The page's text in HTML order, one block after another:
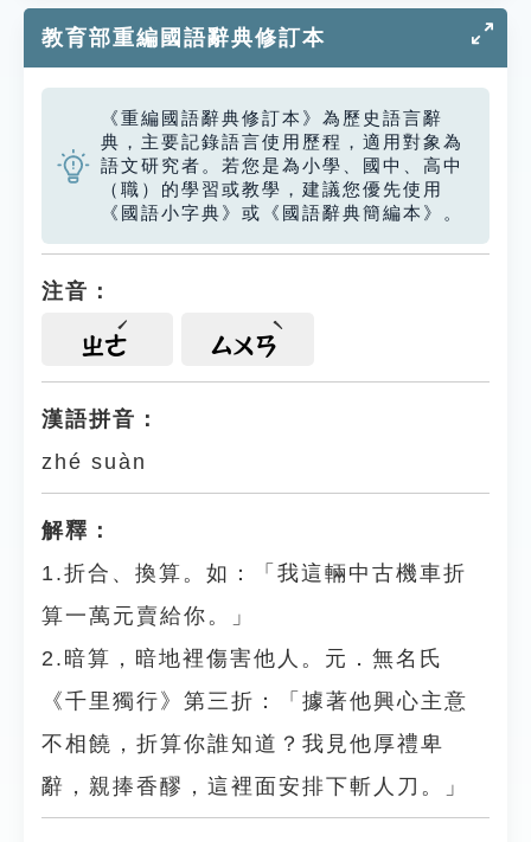
教育部重編國語辭典修訂本
《重編國語辭典修訂本》為歷史語言辭
典，主要記錄語言使用歷程，適用對象為
語文研究者。若您是為小學、國中、高中
（職）的學習或教學，建議您優先使用
《國語小字典》或《國語辭典簡編本》。
注音：
ㄓㄜ ㄙㄨㄢ
漢語拼音：
zhé suàn
解釋：
1.折合、換算。如：「我這輛中古機車折
算一萬元賣給你。」
2.暗算，暗地裡傷害他人。元．無名氏
《千里獨行》第三折：「據著他興心主意
不相饒，折算你誰知道？我見他厚禮卑
辭，親捧香醪，這裡面安排下斬人刀。」